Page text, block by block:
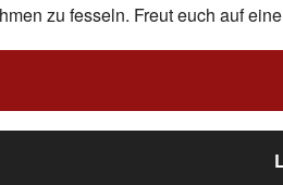
zu fesseln. Freut euch auf